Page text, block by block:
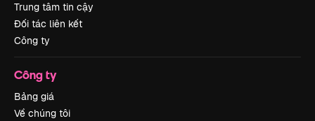
Trung tâm tin cậy
Đối tác liên kết
Công ty
Công ty
Bảng giá
Về chúng tôi